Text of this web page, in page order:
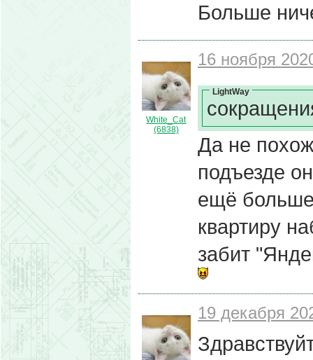
Больше
White_Cat
(6838)
16 ноября
LightWay
Да не
подъезде
ещё больше
квартиру
забит
19 декабря